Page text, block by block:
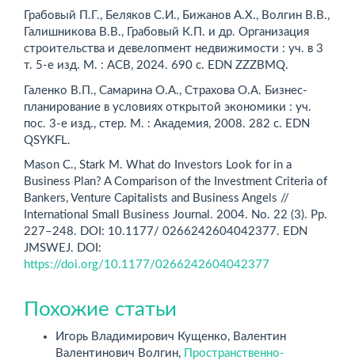
Грабовый П.Г., Беляков С.И., Бижанов А.Х., Волгин В.В.,
Галишникова В.В., Грабовый К.П. и др. Организация
строительства и девелопмент недвижимости : уч. в 3
т. 5-е изд. М. : АСВ, 2024. 690 с. EDN ZZZBMQ.
Галенко В.П., Самарина О.А., Страхова О.А. Бизнес-
планирование в условиях открытой экономики : уч.
пос. 3-е изд., стер. М. : Академия, 2008. 282 с. EDN
QSYKFL.
Mason C., Stark M. What do Investors Look for in a
Business Plan? A Comparison of the Investment Criteria of
Bankers, Venture Capitalists and Business Angels //
International Small Business Journal. 2004. No. 22 (3). Pp.
227–248. DOI: 10.1177/ 0266242604042377. EDN
JMSWEJ. DOI:
https://doi.org/10.1177/0266242604042377
Похожие статьи
Игорь Владимирович Кущенко, Валентин
Валентинович Волгин,
Пространственно-